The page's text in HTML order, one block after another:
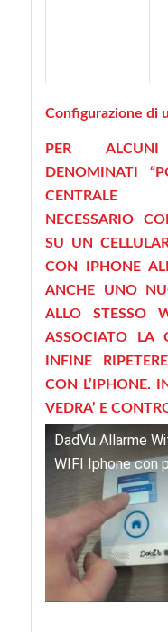
Configurazione di
PER
DENOMINATI
CENTRALE
NECESSARIO
SU UN
CON IPHONE
ANCHE UNO
ALLO STESSO
ASSOCIATO LA
INFINE
CON L’IPHONE.
VEDRA’ E
DadVu Allarme
WIFI Iphone con